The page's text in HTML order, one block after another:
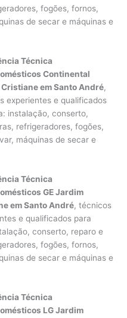
fogões, fornos,
de secar e máquinas e
Técnica
Continental
em Santo André,
experientes e qualificados
instalação, conserto,
refrigeradores, fogões,
máquinas de secar e
Técnica
GE Jardim
em Santo André, técnicos
e qualificados para
conserto, reparo e
fogões, fornos,
de secar e máquinas e
Técnica
LG Jardim